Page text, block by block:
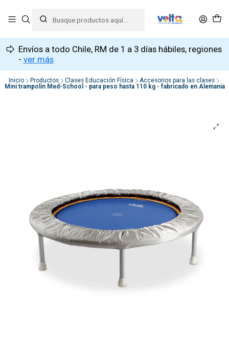
Envíos a todo Chile, RM de 1 a 3 días hábiles, regiones
- ver más
Inicio Productos Clases Educación Física
Accesorios para las clases
Mini trampolin Med-School - para peso hasta 110 kg - fabricado en Alemania